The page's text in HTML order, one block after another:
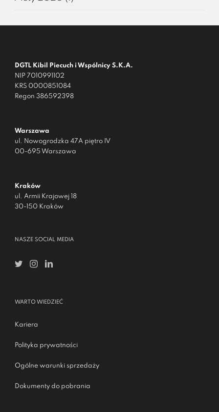
DGTL Kibil Piecuch i Wspólnicy S.K.A.
NIP 7010991102
KRS 0000851084
Regon 386592398
Warszawa
ul. Nowogrodzka 47A piętro IV
00-695 Warszawa
Kraków
ul. Armii Krajowej 18
30-150 Kraków
NASZE SOCIAL MEDIA
WARTO WIEDZIEĆ
Kariera
Polityka prywatności
Ogólne warunki sprzedaży
Dokumenty do pobrania